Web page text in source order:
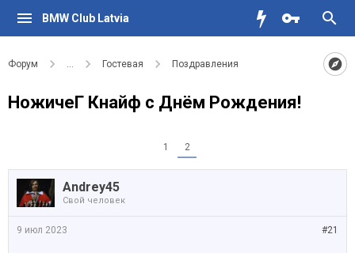
BMW Club Latvia
Форум ... Гостевая Поздравления
НожичеГ Кнайф с Днём Рождения!
1 2
Andrey45
Свой человек
#21
9 июл 2023